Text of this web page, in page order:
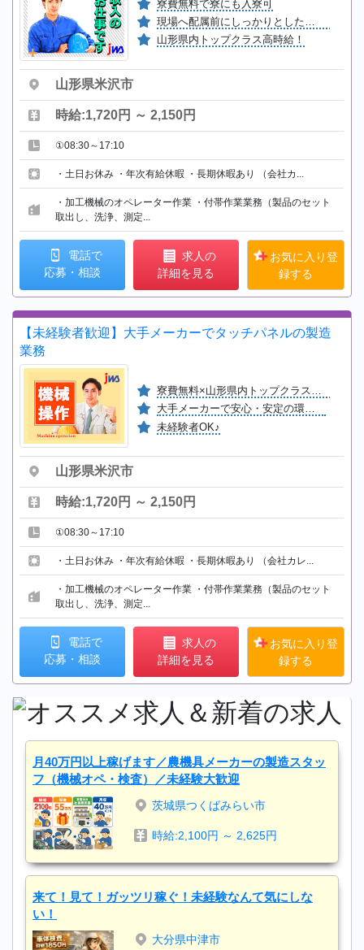
寮費無料で寮にも入寮可
山形県内トップクラス高時給！
山形県米沢市
時給:1,720円 ～ 2,150円
①08:30～17:10
・土日お休み ・年次有給休暇 ・長期休暇あり （会社カ...
・加工機械のオペレーター作業 ・付帯作業業務（製品のセット
取出し、洗浄、測定...
電話で
応募・相談
求人の
詳細を見る
お気に入り登
録する
【未経験者歓迎】大手メーカーでタッチパネルの製造
業務
寮費無料×山形県内トップクラスの高時給
大手メーカーで安心・安定の環境！
未経験者OK♪
山形県米沢市
時給:1,720円 ～ 2,150円
①08:30～17:10
・土日お休み ・年次有給休暇 ・長期休暇あり （会社カレ...
・加工機械のオペレーター作業 ・付帯作業業務（製品のセット
取出し、洗浄、測定...
電話で
応募・相談
求人の
詳細を見る
お気に入り登
録する
月40万円以上稼げます／農機具メーカーの製造スタッ
フ（機械オペ・検査）／未経験大歓迎
茨城県つくばみらい市
時給:2,100円 ～ 2,625円
来て！見て！ガッツリ稼ぐ！未経験なんて気にしな
い！
大分県中津市